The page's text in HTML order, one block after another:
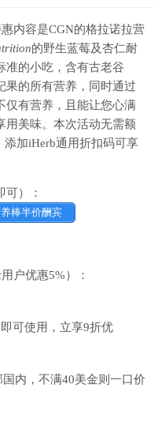
内容是CGN的格拉诺拉营
的野生蓝莓及杏仁耐
准的小吃，含有古老谷
果的所有营养，同时通过
仅有营养，且能让您心满
用美味。本次活动无需额
加iHerb通用折扣码可享
）：
棒半价酬宾
户优惠5%）：
可使用，立享9折优
内，不满40美金则一口价